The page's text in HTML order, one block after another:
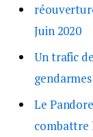
Juin 2020
Un trafic
Le
combattre